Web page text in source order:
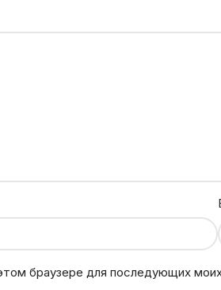
браузере для последующих